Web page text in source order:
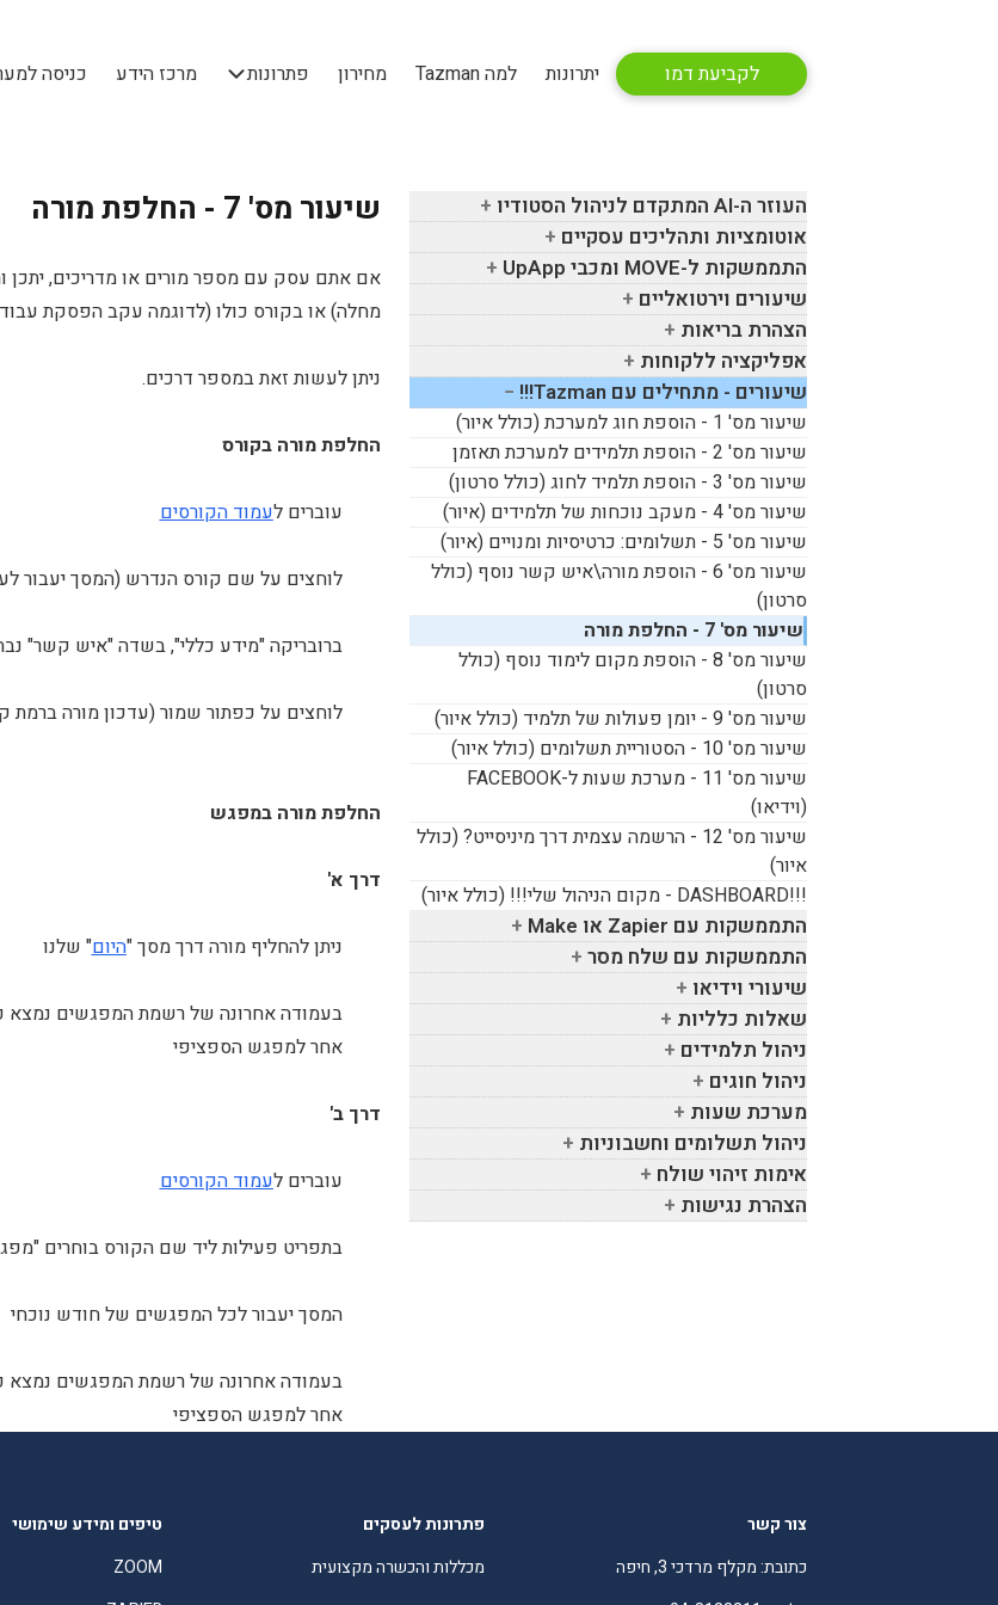
לקביעת דמו יתרונות למה Tazman מחירון פתרונות מרכז הידע כניסה
העוזר ה-AI המתקדם לניהול הסטודיו
אוטומציות ותהליכים עסקיים
התממשקות ל-MOVE ומכבי UpApp
שיעורים וירטואליים
הצהרת בריאות
אפליקציה ללקוחות
שיעורים - מתחילים עם Tazman
!!!
שיעור מס' 1 - הוספת חוג למערכת (כולל איור)
שיעור מס' 2 - הוספת תלמידים למערכת תאזמן
שיעור מס' 3 - הוספת תלמיד לחוג (כולל סרטון)
שיעור מס' 4 - מעקב נוכחות של תלמידים (איור)
שיעור מס' 5 - תשלומים: כרטיסיות ומנויים (איור)
שיעור מס' 6 - הוספת מורה\איש קשר נוסף (כולל
סרטון)
שיעור מס' 7 - החלפת מורה
שיעור מס' 8 - הוספת מקום לימוד נוסף (כולל
סרטון)
שיעור מס' 9 - יומן פעולות של תלמיד (כולל איור)
שיעור מס' 10 - הסטוריית תשלומים (כולל איור)
שיעור מס' 11 - מערכת שעות ל-
FACEBOOK
(וידיאו)
שיעור מס' 12 - הרשמה עצמית דרך מיניסייט? (כולל
איור)
!!!
DASHBOARD - מקום הניהול שלי!!! (כולל איור)
התממשקות עם Zapier או Make
התממשקות עם שלח מסר
שיעורי וידיאו
שאלות כלליות
ניהול תלמידים
ניהול חוגים
מערכת שעות
ניהול תשלומים וחשבוניות
אימות זיהוי שולח
הצהרת נגישות
שיעור מס' 7 - החלפת מורה
אם אתם עסק עם מספר מורים או מדריכים, יתכן
מחלה) או בקורס כולו (לדוגמה עקב הפסקת
ניתן לעשות זאת במספר דרכים.
החלפת מורה בקורס
עוברים לעמוד הקורסים
לוחצים על שם קורס הנדרש (המסך יעבור
ברובריקה "מידע כללי", בשדה "איש קשר"
לוחצים על כפתור שמור (עדכון מורה ברמת
החלפת מורה במפגש
דרך א'
ניתן להחליף מורה דרך מסך "היום" שלנו
בעמודה אחרונה של רשמת המפגשים נמצא
אחר למפגש הספציפי
דרך ב'
עוברים לעמוד הקורסים
בתפריט פעילות ליד שם הקורס בוחרים
המסך יעבור לכל המפגשים של חודש נוכחי
בעמודה אחרונה של רשמת המפגשים נמצא
אחר למפגש הספציפי
צור קשר
כתובת: מקלף מרדכי 3, חיפה
פתרונות לעסקים
מכללות והכשרה מקצועית
טיפים ומידע שימושי
ZOOM